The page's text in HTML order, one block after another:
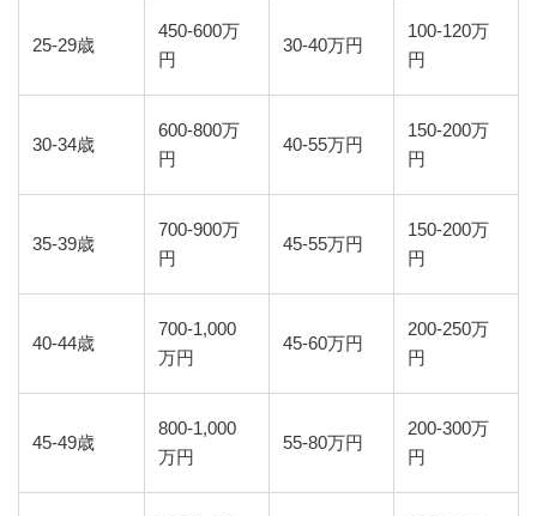
25-29歳
450-600万
円
30-40万円
100-120万
円
30-34歳
600-800万
円
40-55万円
150-200万
円
35-39歳
700-900万
円
45-55万円
150-200万
円
40-44歳
700-1,000
万円
45-60万円
200-250万
円
45-49歳
800-1,000
万円
55-80万円
200-300万
円